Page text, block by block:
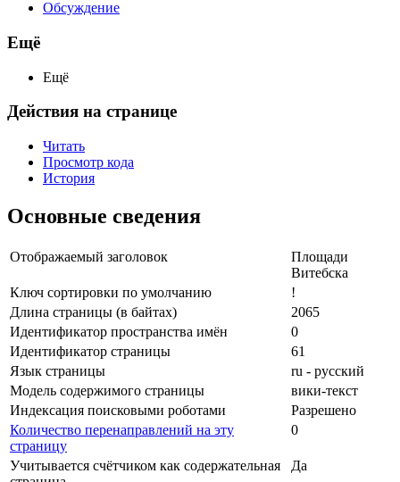
Обсуждение
Ещё
Ещё
Действия на странице
Читать
Просмотр кода
История
Основные сведения
Отображаемый заголовок
Площади
Витебска
Ключ сортировки по умолчанию
!
Длина страницы (в байтах)
2065
Идентификатор пространства имён
0
Идентификатор страницы
61
Язык страницы
ru - русский
Модель содержимого страницы
вики-текст
Индексация поисковыми роботами
Разрешено
Количество перенаправлений на эту
страницу
0
Учитывается счётчиком как содержательная
Да